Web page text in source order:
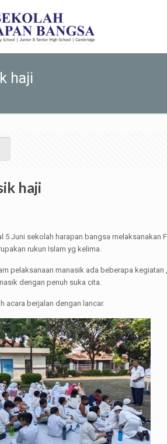
haji
haji
5 Juni sekolah harapan bangsa melaksanakan
rukun Islam yg kelima.
pelaksanaan manasik ada beberapa
dengan penuh suka cita.
acara berjalan dengan lancar.